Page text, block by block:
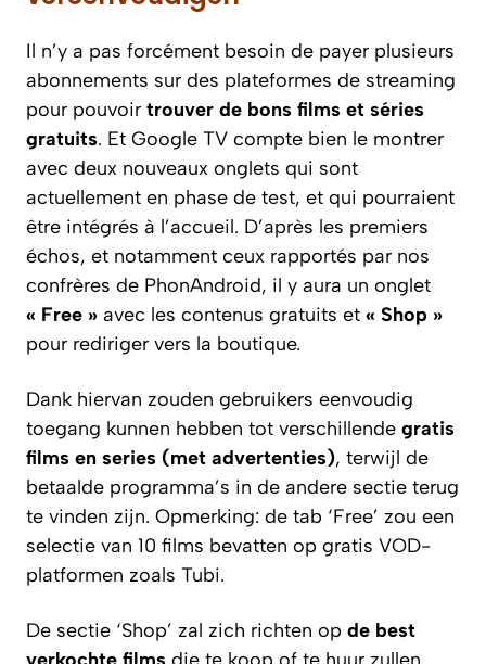
Il n’y a pas forcément besoin de payer plusieurs
abonnements sur des plateformes de streaming
pour pouvoir trouver de bons films et séries
gratuits. Et Google TV compte bien le montrer
avec deux nouveaux onglets qui sont
actuellement en phase de test, et qui pourraient
être intégrés à l’accueil. D’après les premiers
échos, et notamment ceux rapportés par nos
confrères de PhonAndroid, il y aura un onglet
« Free » avec les contenus gratuits et « Shop »
pour rediriger vers la boutique.
Dank hiervan zouden gebruikers eenvoudig
toegang kunnen hebben tot verschillende gratis
films en series (met advertenties), terwijl de
betaalde programma’s in de andere sectie terug
te vinden zijn. Opmerking: de tab ‘Free’ zou een
selectie van 10 films bevatten op gratis VOD-
platformen zoals Tubi.
De sectie ‘Shop’ zal zich richten op de best